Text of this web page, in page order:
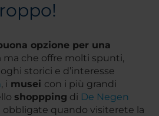
opzione per una
ma che offre molti spunti,
storici e d’interesse
, i musei con i più grandi
shoppping di De Negen
obbligate quando visiterete la